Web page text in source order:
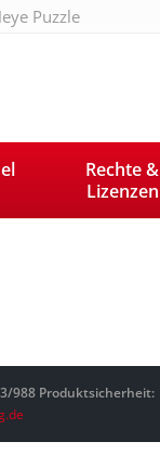
Puzzle
Rechte &
Lizenzen
988 Produktsicherheit: